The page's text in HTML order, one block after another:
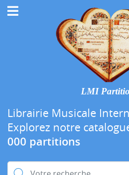
LMI
Librairie Musicale
Explorez notre
000 partitions
Rechercher :